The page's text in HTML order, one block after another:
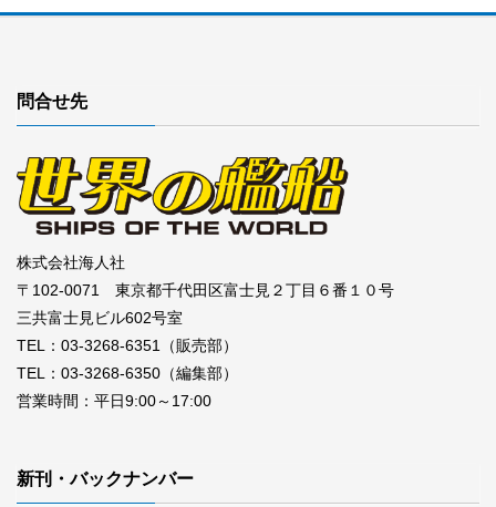
問合せ先
株式会社海人社
〒102-0071 東京都千代田区富士見２丁目６番１０号
三共富士見ビル602号室
TEL：03-3268-6351（販売部）
TEL：03-3268-6350（編集部）
営業時間：平日9:00～17:00
新刊・バックナンバー